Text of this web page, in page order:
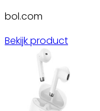
bol.com
Bekijk product